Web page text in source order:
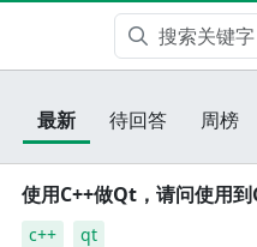
最新 待回答 周榜
使用C++做Qt，请问使用
c++ qt